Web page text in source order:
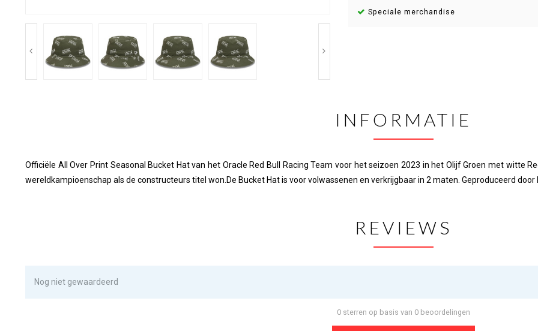
Speciale merchandise
INFORMATIE
Officiële All Over Print Seasonal Bucket Hat van het Oracle Red Bull Racing Team voor het seizoen 2023 in het Olijf Groen met witte
wereldkampioenschap als de constructeurs titel won.De Bucket Hat is voor volwassenen en verkrijgbaar in 2 maten. Geproduceerd door
REVIEWS
Nog niet gewaardeerd
0 sterren op basis van 0 beoordelingen